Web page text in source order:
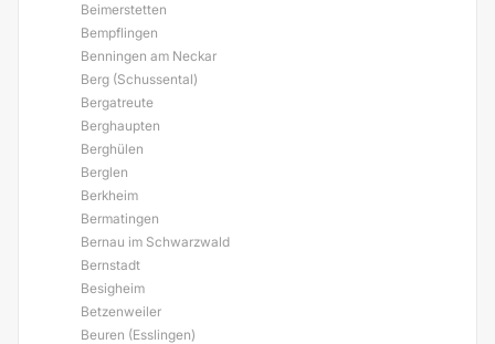
Beimerstetten
Bempflingen
Benningen am Neckar
Berg (Schussental)
Bergatreute
Berghaupten
Berghülen
Berglen
Berkheim
Bermatingen
Bernau im Schwarzwald
Bernstadt
Besigheim
Betzenweiler
Beuren (Esslingen)